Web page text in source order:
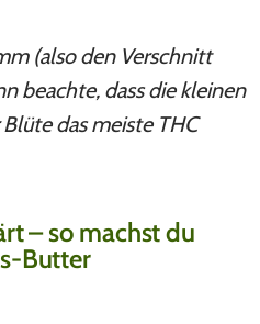
(also den Verschnitt
beachte, dass die kleinen
das meiste THC
– so machst du
Butter